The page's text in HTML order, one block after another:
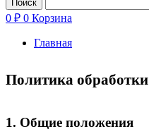
0 ₽ 0 Корзина
Главная
Политика
1. Общие положения